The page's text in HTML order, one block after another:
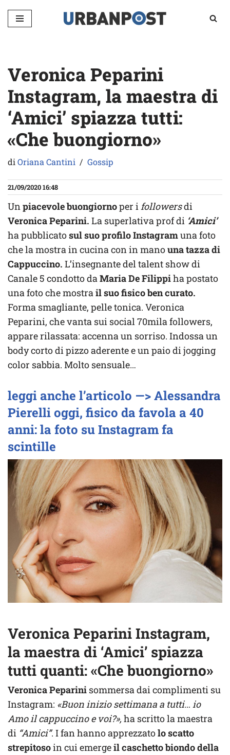
Vai
Veronica Peparini
Instagram, la maestra di
‘Amici’ spiazza tutti:
«Che buongiorno»
diOriana Cantini Gossip
21/09/2020 16:48
Unpiacevole buongiornoper ifollowersdi
Veronica Peparini. La superlativa prof di ‘Amici’
ha pubblicatosul suo profilo Instagramuna foto
che la mostra in cucina con in manouna tazza di
Cappuccino. L’insegnante del talent show di
Canale 5 condotto daMaria De Filippiha postato
una foto che mostrail suo fisico ben curato.
Forma smagliante, pelle tonica. Veronica
Peparini, che vanta sui social 70mila followers,
appare rilassata: accenna un sorriso. Indossa un
body corto di pizzo aderente e un paio di jogging
color sabbia. Molto sensuale…
leggi anche l’articolo —> Alessandra
Pierelli oggi, fisico da favola a 40
anni: la foto su Instagram fa
scintille
Veronica Peparini Instagram,
la maestra di ‘Amici’ spiazza
tutti quanti: «Che buongiorno»
Veronica Peparini sommersa dai complimenti su
Instagram: «Buon inizio settimana a tutti… io
Amo il cappuccino e voi?»,ha scritto la maestra
di “Amici”. I fan hanno apprezzatolo scatto
strepitosoin cui emergeil caschetto biondo della